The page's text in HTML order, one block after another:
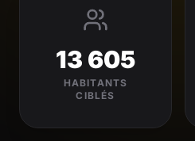
13 605
HABITANTS
CIBLÉS